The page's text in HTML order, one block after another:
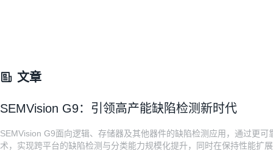
文章
SEMVision G9：引领高产能缺陷检测新时代
SEMVision G9面向逻辑、存储器及其他器件的缺陷检测应用，通过更
术，实现跨平台的缺陷检测与分类能力规模化提升，同时在保持性能扩